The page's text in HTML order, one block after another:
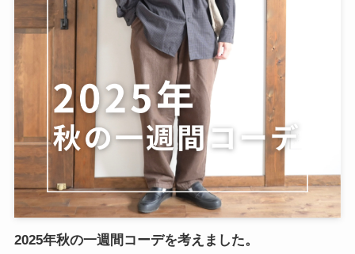
2025年秋の一週間コーデを考えました。